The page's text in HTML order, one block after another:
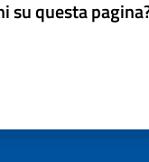
su questa